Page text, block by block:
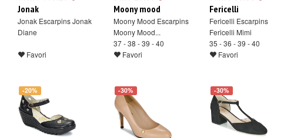
Jonak
Jonak Escarpins Jonak
Diane
Favori
Moony mood
Moony Mood Escarpins
Moony Mood...
37 - 38 - 39 - 40
Favori
Fericelli
Fericelli Escarpins
Fericelli Mimi
35 - 36 - 39 - 40
Favori
-20% -30% -30%